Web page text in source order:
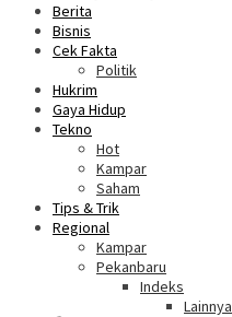
Berita
Bisnis
Cek Fakta
Politik
Hukrim
Gaya Hidup
Tekno
Hot
Kampar
Saham
Tips & Trik
Regional
Kampar
Pekanbaru
Indeks
Lainnya